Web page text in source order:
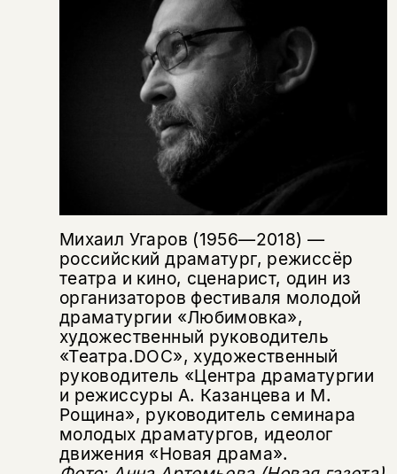
Михаил Угаров (1956—2018) —
российский драматург, режиссёр
театра и кино, сценарист, один из
организаторов фестиваля молодой
драматургии «Любимовка»,
художественный руководитель
«Театра.DOC», художественный
руководитель «Центра драматургии
и режиссуры А. Казанцева и М.
Рощина», руководитель семинара
молодых драматургов, идеолог
движения «Новая драма».
Поделиться
Копировать
ВконтактеТелеграм Дзен
Подписка на рассылку
Раз в неделю мы отправляем рассылку
о книгах и событиях «НЛО».
За подписку дарим промокод на
Я соглашаюсь сПолитикой конфиденциальности
подписаться
Этой книги временно
нет в продаже.
Вы можете подписаться на
уведомления, и при поступлении книги
на склад получить письмо на указанный
электронный адрес.
Я соглашаюсь сПолитикой конфиденциальности
подписаться
несовершеннолетних
Скажите, пожалуйста,
вам уже исполнилось 18 лет?
да
нет, вернуться назад